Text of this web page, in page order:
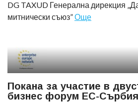
DG TAXUD Генерална дирекция
митнически съюз”Още
Покана за участие в
бизнес форум ЕС-Сърбия